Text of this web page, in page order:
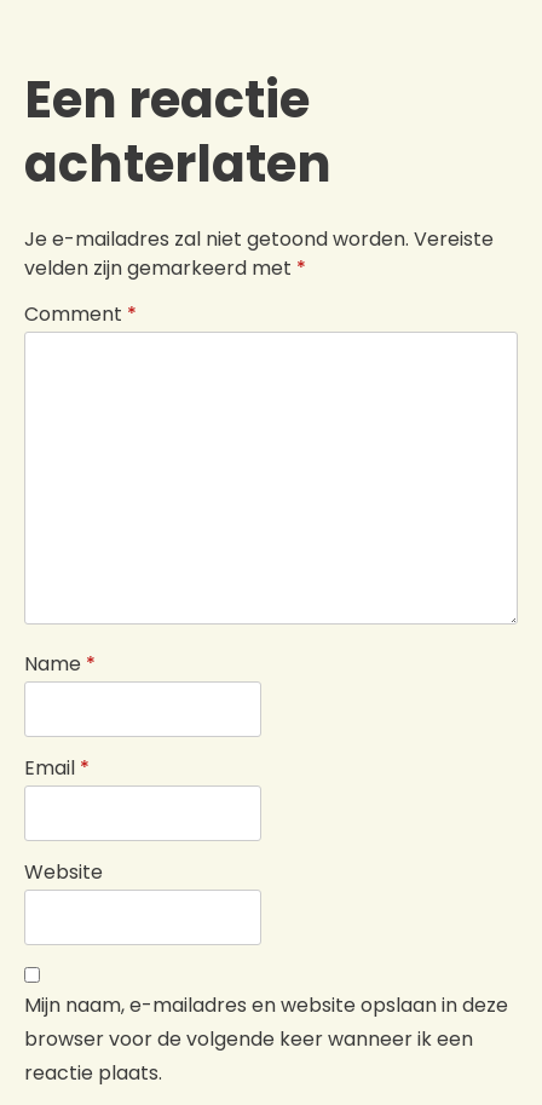
Een reactie
achterlaten
Je e-mailadres zal niet getoond worden. Vereiste
velden zijn gemarkeerd met *
Comment *
Name *
Email *
Website
Mijn naam, e-mailadres en website opslaan in deze
browser voor de volgende keer wanneer ik een
reactie plaats.